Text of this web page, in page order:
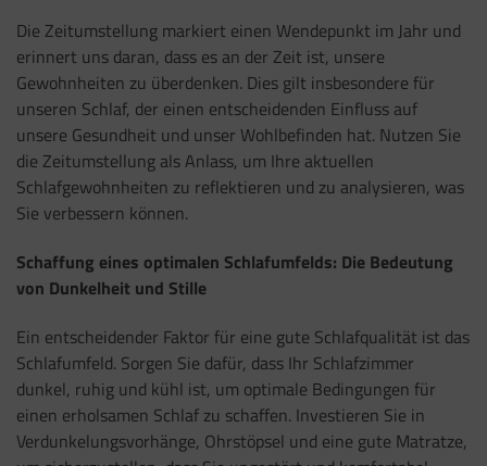
Die Zeitumstellung markiert einen Wendepunkt im Jahr und
erinnert uns daran, dass es an der Zeit ist, unsere
Gewohnheiten zu überdenken. Dies gilt insbesondere für
unseren Schlaf, der einen entscheidenden Einfluss auf
unsere Gesundheit und unser Wohlbefinden hat. Nutzen Sie
die Zeitumstellung als Anlass, um Ihre aktuellen
Schlafgewohnheiten zu reflektieren und zu analysieren, was
Sie verbessern können.
Schaffung eines optimalen Schlafumfelds: Die Bedeutung
von Dunkelheit und Stille
Ein entscheidender Faktor für eine gute Schlafqualität ist das
Schlafumfeld. Sorgen Sie dafür, dass Ihr Schlafzimmer
dunkel, ruhig und kühl ist, um optimale Bedingungen für
einen erholsamen Schlaf zu schaffen. Investieren Sie in
Verdunkelungsvorhänge, Ohrstöpsel und eine gute Matratze,